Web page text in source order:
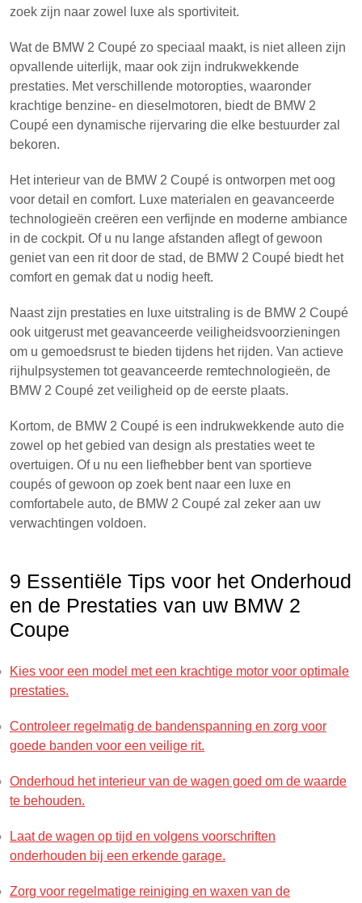
zoek zijn naar zowel luxe als sportiviteit.
Wat de BMW 2 Coupé zo speciaal maakt, is niet alleen zijn
opvallende uiterlijk, maar ook zijn indrukwekkende
prestaties. Met verschillende motoropties, waaronder
krachtige benzine- en dieselmotoren, biedt de BMW 2
Coupé een dynamische rijervaring die elke bestuurder zal
bekoren.
Het interieur van de BMW 2 Coupé is ontworpen met oog
voor detail en comfort. Luxe materialen en geavanceerde
technologieën creëren een verfijnde en moderne ambiance
in de cockpit. Of u nu lange afstanden aflegt of gewoon
geniet van een rit door de stad, de BMW 2 Coupé biedt het
comfort en gemak dat u nodig heeft.
Naast zijn prestaties en luxe uitstraling is de BMW 2 Coupé
ook uitgerust met geavanceerde veiligheidsvoorzieningen
om u gemoedsrust te bieden tijdens het rijden. Van actieve
rijhulpsystemen tot geavanceerde remtechnologieën, de
BMW 2 Coupé zet veiligheid op de eerste plaats.
Kortom, de BMW 2 Coupé is een indrukwekkende auto die
zowel op het gebied van design als prestaties weet te
overtuigen. Of u nu een liefhebber bent van sportieve
coupés of gewoon op zoek bent naar een luxe en
comfortabele auto, de BMW 2 Coupé zal zeker aan uw
verwachtingen voldoen.
9 Essentiële Tips voor het Onderhoud
en de Prestaties van uw BMW 2
Coupe
Kies voor een model met een krachtige motor voor optimale
prestaties.
Controleer regelmatig de bandenspanning en zorg voor
goede banden voor een veilige rit.
Onderhoud het interieur van de wagen goed om de waarde
te behouden.
Laat de wagen op tijd en volgens voorschriften
onderhouden bij een erkende garage.
Zorg voor regelmatige reiniging en waxen van de